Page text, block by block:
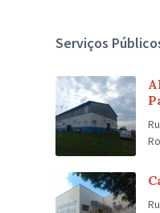
Serviços